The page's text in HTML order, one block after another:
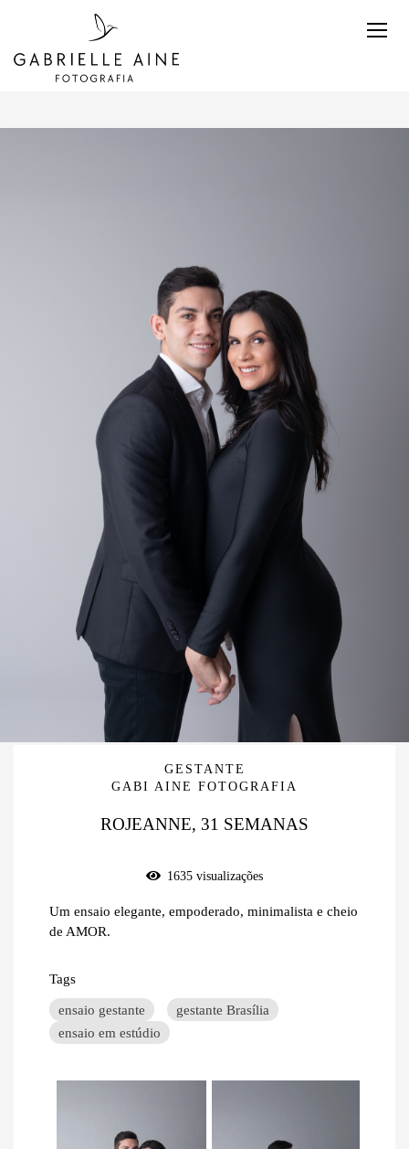
GESTANTE
GABI AINE FOTOGRAFIA
ROJEANNE, 31 SEMANAS
1635 visualizações
Um ensaio elegante, empoderado, minimalista e cheio
de AMOR.
Tags
ensaio gestante
gestante Brasília
ensaio em estúdio